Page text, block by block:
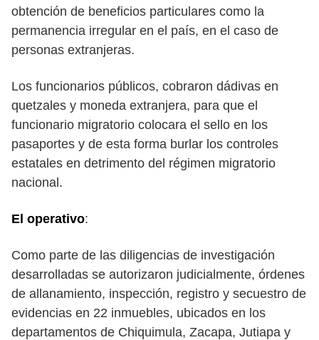
obtención de beneficios particulares como la
permanencia irregular en el país, en el caso de
personas extranjeras.
Los funcionarios públicos, cobraron dádivas en
quetzales y moneda extranjera, para que el
funcionario migratorio colocara el sello en los
pasaportes y de esta forma burlar los controles
estatales en detrimento del régimen migratorio
nacional.
El operativo:
Como parte de las diligencias de investigación
desarrolladas se autorizaron judicialmente, órdenes
de allanamiento, inspección, registro y secuestro de
evidencias en 22 inmuebles, ubicados en los
departamentos de Chiquimula, Zacapa, Jutiapa y